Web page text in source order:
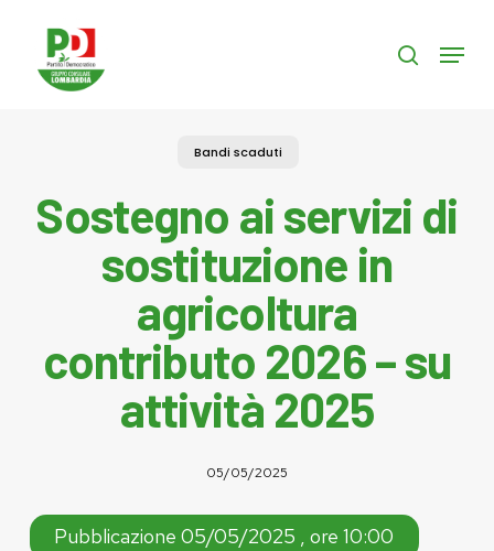
content
search
Menu
Bandi scaduti
Sostegno ai servizi di
sostituzione in
agricoltura
contributo 2026 – su
attività 2025
05/05/2025
Pubblicazione 05/05/2025 , ore 10:00